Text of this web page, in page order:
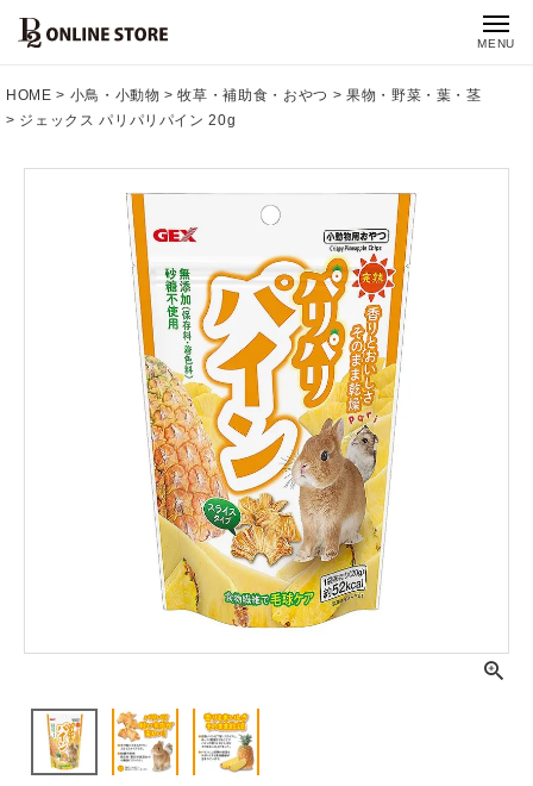
MENU
HOME 小鳥・小動物 牧草・補助食・おやつ
果物・野菜・葉・茎
ジェックス パリパリパイン 20g